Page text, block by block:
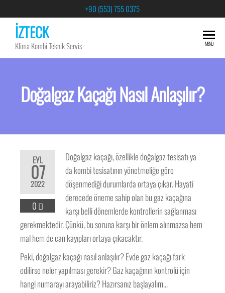
+90 (553) 755 0375
İZTECK
Klima Kombi Teknik Servis MENÜ
Doğalgaz Kaçağı Nasıl Anlaşılır?
EYL
07
2022
0
Doğalgaz kaçağı, özellikle doğalgaz tesisatı ya
da kombi tesisatının yönetmeliğe göre
döşenmediği durumlarda ortaya çıkar. Hayati
derecede öneme sahip olan bu gaz kaçağına
karşı belli dönemlerde kontrollerin sağlanması
gerekmektedir. Çünkü, bu soruna karşı bir önlem alınmazsa hem
mal hem de can kayıpları ortaya çıkacaktır.
Peki, doğalgaz kaçağı nasıl anlaşılır? Evde gaz kaçağı fark
edilirse neler yapılması gerekir? Gaz kaçağının kontrolü için
hangi numarayı arayabiliriz? Hazırsanız başlayalım…